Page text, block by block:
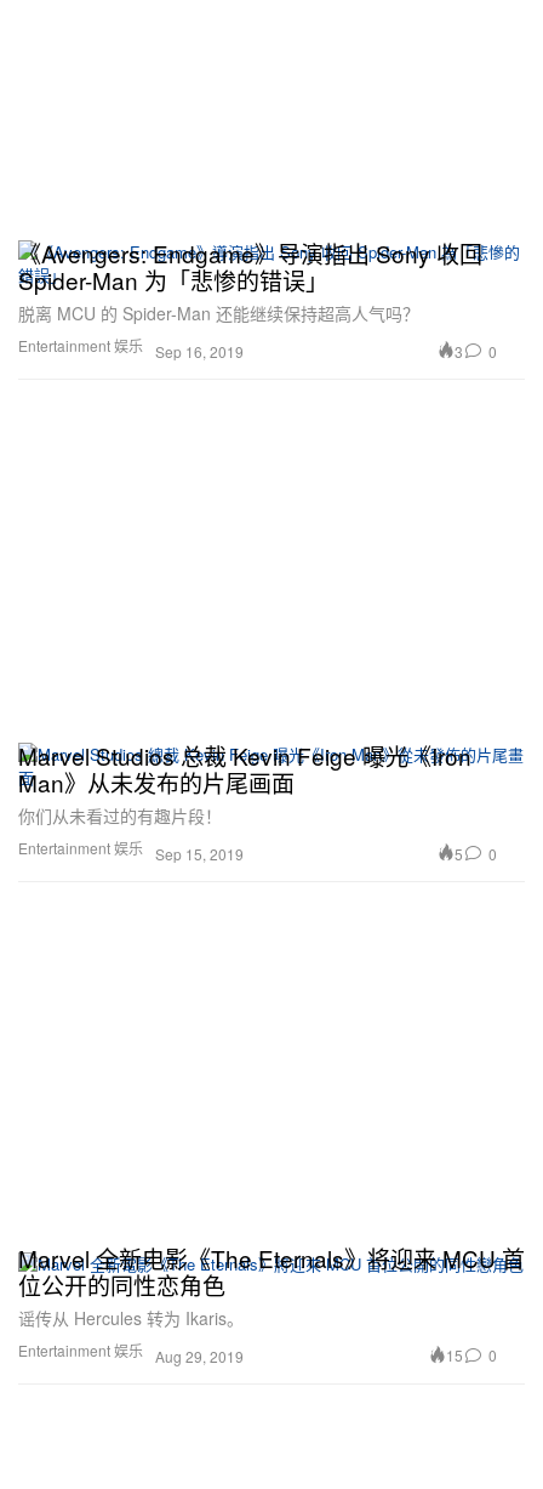
Entertainment 娱乐
《Avengers: Endgame》导演指出 Sony 收回
Spider-Man 为「悲惨的错误」
脱离 MCU 的 Spider-Man 还能继续保持超高人气吗？
Sep 16, 2019 3 0
Entertainment 娱乐
Marvel Studios 总裁 Kevin Feige 曝光《Iron
Man》从未发布的片尾画面
你们从未看过的有趣片段！
Sep 15, 2019 5 0
Entertainment 娱乐
Marvel 全新电影《The Eternals》将迎来 MCU 首
位公开的同性恋角色
谣传从 Hercules 转为 Ikaris。
Aug 29, 2019 15 0